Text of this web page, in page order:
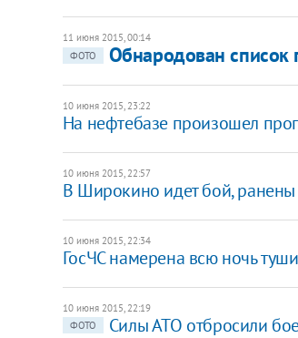
11 июня 2015, 00:14
ФОТО
​Обнародован список
10 июня 2015, 23:22
На нефтебазе произошел
10 июня 2015, 22:57
В Широкино идет бой, ранены
10 июня 2015, 22:34
ГосЧС намерена всю ночь
10 июня 2015, 22:19
ФОТО
Силы АТО отбросили